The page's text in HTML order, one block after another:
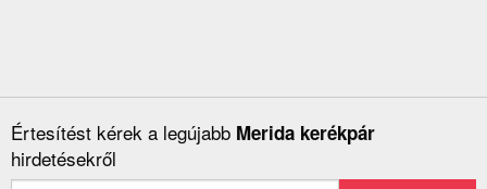
Értesítést kérek a legújabb Merida kerékpár
hirdetésekről